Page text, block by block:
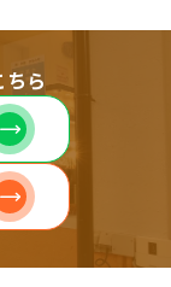
ちら